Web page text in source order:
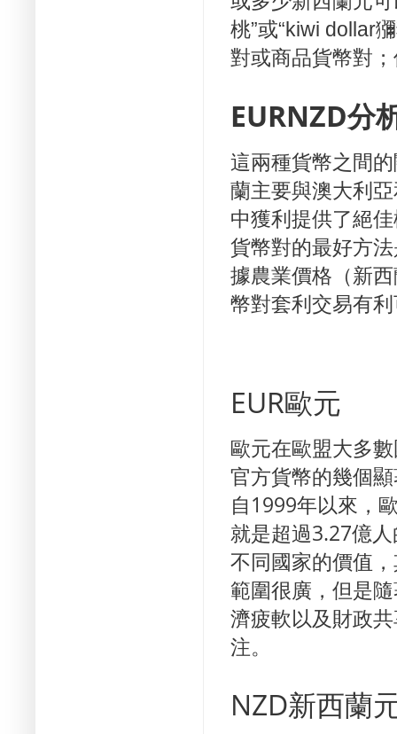
桃”或“kiwi dollar
對或商品貨幣對；
EURNZD分
這兩種貨幣之間
蘭主要與澳大利
中獲利提供了絕
貨幣對的最好方
據農業價格（新
幣對套利交易有
EUR歐元
歐元在歐盟大多
官方貨幣的幾個
自1999年以來，
就是超過3.27億
不同國家的價值
範圍很廣，但是
濟疲軟以及財政
注。
NZD新西蘭